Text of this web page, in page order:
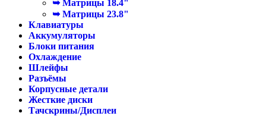
➥ Матрицы 18.4"
➥ Матрицы 23.8"
Клавиатуры
Аккумуляторы
Блоки питания
Охлаждение
Шлейфы
Разъёмы
Корпусные детали
Жесткие диски
Тачскрины/Дисплеи